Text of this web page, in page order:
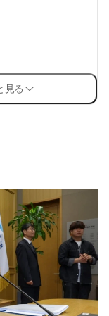
見る